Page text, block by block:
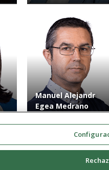
Manuel Alejandr
Egea Medrano